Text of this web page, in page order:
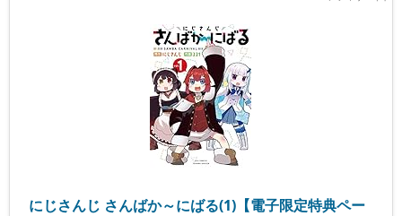
にじさんじ さんばか～にばる(1)【電子限定特典ペー